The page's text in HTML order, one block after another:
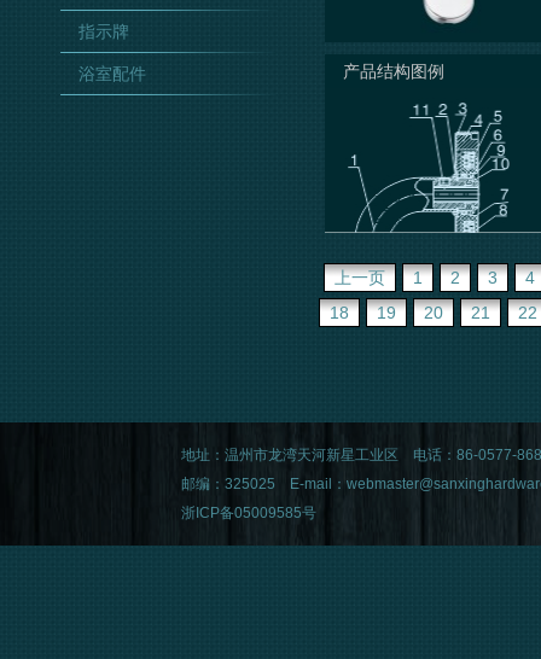
指示牌
浴室配件 产品结构图例
上一页 1 2 3
4
18
19 20 21 22
地址：温州市龙湾天河新星工业区 电话：86-0577-
邮编：325025 E-mail：
浙ICP备05009585号